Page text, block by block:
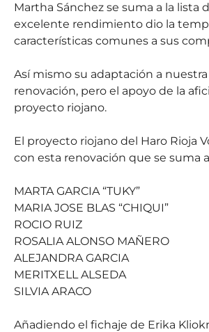
Martha Sánchez se suma a la lista
excelente rendimiento dio la
características comunes a sus
Así mismo su adaptación a
renovación, pero el apoyo de la
proyecto riojano.
El proyecto riojano del Haro Rioja
con esta renovación que se suma
MARTA GARCIA “TUKY”
MARIA JOSE BLAS “CHIQUI”
ROCIO RUIZ
ROSALIA ALONSO MAÑERO
ALEJANDRA GARCIA
MERITXELL ALSEDA
SILVIA ARACO
Añadiendo el fichaje de Erika